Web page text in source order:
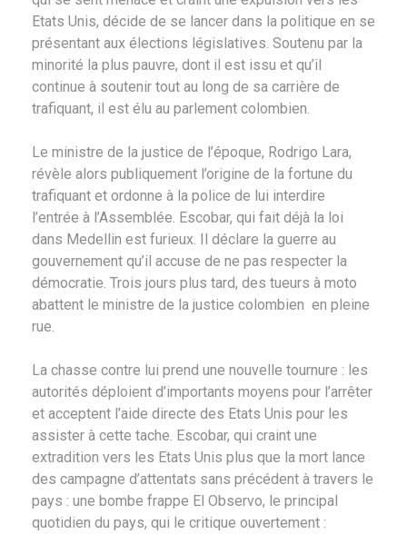
Etats Unis, décide de se lancer dans la politique en se
présentant aux élections législatives. Soutenu par la
minorité la plus pauvre, dont il est issu et qu’il
continue à soutenir tout au long de sa carrière de
trafiquant, il est élu au parlement colombien.
Le ministre de la justice de l’époque, Rodrigo Lara,
révèle alors publiquement l’origine de la fortune du
trafiquant et ordonne à la police de lui interdire
l’entrée à l’Assemblée. Escobar, qui fait déjà la loi
dans Medellin est furieux. Il déclare la guerre au
gouvernement qu’il accuse de ne pas respecter la
démocratie. Trois jours plus tard, des tueurs à moto
abattent le ministre de la justice colombien en pleine
rue.
La chasse contre lui prend une nouvelle tournure : les
autorités déploient d’importants moyens pour l’arrêter
et acceptent l’aide directe des Etats Unis pour les
assister à cette tache. Escobar, qui craint une
extradition vers les Etats Unis plus que la mort lance
des campagne d’attentats sans précédent à travers le
pays : une bombe frappe El Observo, le principal
quotidien du pays, qui le critique ouvertement :